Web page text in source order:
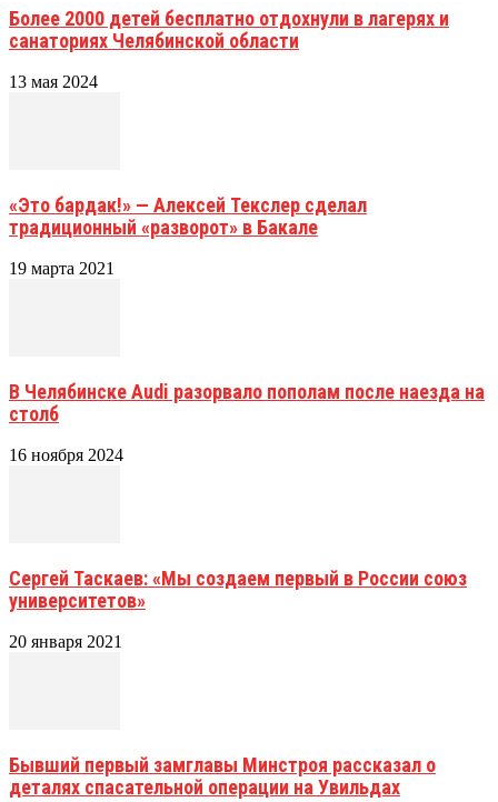
Более 2000 детей бесплатно отдохнули в лагерях и
санаториях Челябинской области
13 мая 2024
«Это бардак!» — Алексей Текслер сделал
традиционный «разворот» в Бакале
19 марта 2021
В Челябинске Audi разорвало пополам после наезда на
столб
16 ноября 2024
Сергей Таскаев: «Мы создаем первый в России союз
университетов»
20 января 2021
Бывший первый замглавы Минстроя рассказал о
деталях спасательной операции на Увильдах